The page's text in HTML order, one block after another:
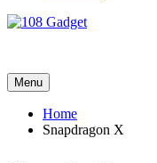
Menu
Home
Snapdragon X